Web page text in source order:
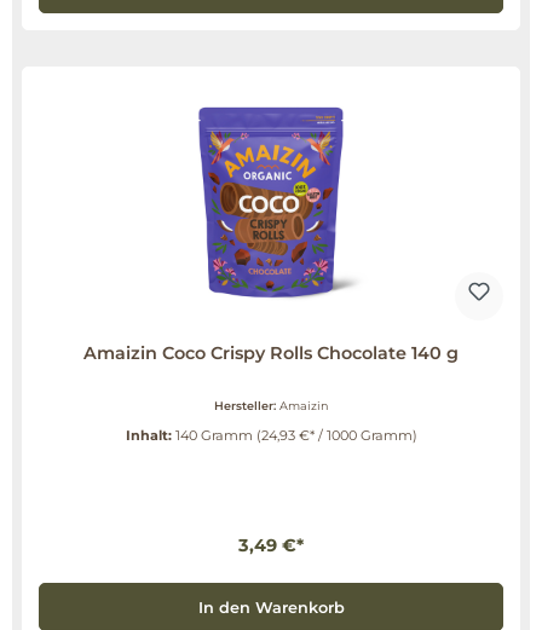
Amaizin Coco Crispy Rolls Chocolate 140 g
Hersteller: Amaizin
Inhalt: 140 Gramm (24,93 €* / 1000 Gramm)
3,49 €*
In den Warenkorb